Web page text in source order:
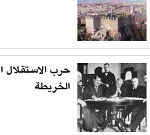
حرب الاستقلال
الخريطة